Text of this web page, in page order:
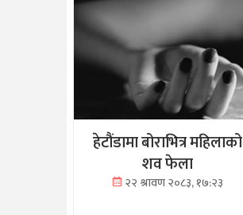
हेटौंडामा बोराभित्र महिलाको
शव फेला
२२ श्रावण २०८३, १७:२३